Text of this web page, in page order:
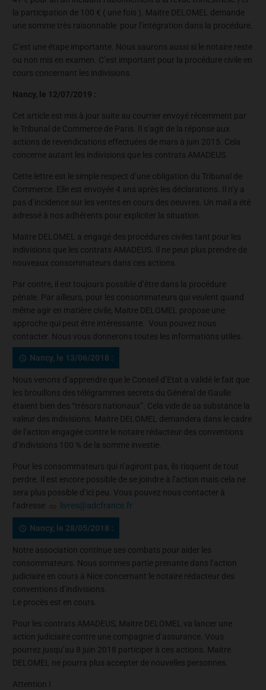
la participation de 100 € ( une fois ). Maitre DELOMEL demande
une somme très raisonnable pour l’intégration dans la procédure.
C’est une étape importante. Nous saurons aussi si le notaire reste
ou non mis en examen. C’est important pour la procédure civile en
cours concernant les indivisions.
Nancy, le 12/07/2019 :
Cet article est mis à jour suite au courrier envoyé récemment par
le Tribunal de Commerce de Paris. Il s’agit de la réponse aux
actions de revendications effectuées de mars à juin 2015. Cela
concerne autant les indivisions que les contrats AMADEUS.
Cette lettre est le simple respect d’une obligation du Tribunal de
Commerce. Elle est envoyée 4 ans après les déclarations. Il n’y a
pas d’incidence sur les ventes en cours des oeuvres. Un mail a été
adressé à nos adhérents pour expliciter la situation.
Maitre DELOMEL a engagé des procédures civiles tant pour les
indivisions que les contrats AMADEUS. Il ne peut plus prendre de
nouveaux consommateurs dans ces actions.
Par contre, il est toujours possible d’être dans la procédure
pénale. Par ailleurs, pour les consommateurs qui veulent quand
même agir en matière civile, Maitre DELOMEL propose une
approche qui peut être intéressante. Vous pouvez nous
contacter. Nous vous donnerons toutes les informations utiles.
Nancy, le 13/06/2018 :
Nous venons d’apprendre que le Conseil d’Etat a validé le fait que
les brouillons des télégrammes secrets du Général de Gaulle
étaient bien des “trésors nationaux”. Cela vide de sa substance la
valeur des indivisions. Maitre DELOMEL demandera dans le cadre
de l’action engagée contre le notaire rédacteur des conventions
d’indivisions 100 % de la somme investie.
Pour les consommateurs qui n’agiront pas, ils risquent de tout
perdre. Il est encore possible de se joindre à l’action mais cela ne
sera plus possible d’ici peu. Vous pouvez nous contacter à
l’adresse
livres@adcfrance.fr
Nancy, le 28/05/2018 :
Notre association continue ses combats pour aider les
consommateurs. Nous sommes partie prenante dans l’action
judiciaire en cours à Nice concernant le notaire rédacteur des
conventions d’indivisions.
Le procès est en cours.
Pour les contrats AMADEUS, Maitre DELOMEL va lancer une
action judiciaire contre une compagnie d’assurance. Vous
pourrez jusqu’au 8 juin 2018 participer à ces actions. Maitre
DELOMEL ne pourra plus accepter de nouvelles personnes.
Attention !